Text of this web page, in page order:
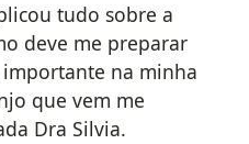
tudo sobre a
deve me preparar
na minha
que vem me
Dra Silvia.